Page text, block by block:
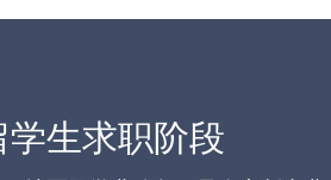
学生求职阶段